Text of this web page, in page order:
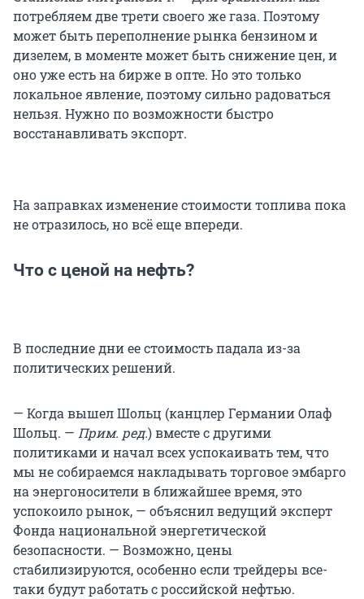
потребляем две трети своего же газа. Поэтому
может быть переполнение рынка бензином и
дизелем, в моменте может быть снижение цен, и
оно уже есть на бирже в опте. Но это только
локальное явление, поэтому сильно радоваться
нельзя. Нужно по возможности быстро
восстанавливать экспорт.
На заправках изменение стоимости топлива пока
не отразилось, но всё еще впереди.
Что с ценой на нефть?
В последние дни ее стоимость падала из-за
политических решений.
— Когда вышел Шольц (канцлер Германии Олаф
Шольц. — Прим. ред.) вместе с другими
политиками и начал всех успокаивать тем, что
мы не собираемся накладывать торговое эмбарго
на энергоносители в ближайшее время, это
успокоило рынок, — объяснил ведущий эксперт
Фонда национальной энергетической
безопасности. — Возможно, цены
стабилизируются, особенно если трейдеры все-
таки будут работать с российской нефтью.